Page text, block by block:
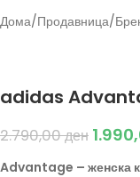
Дома/Продавница/
adidas
2.790,00ден
Advantage – женска